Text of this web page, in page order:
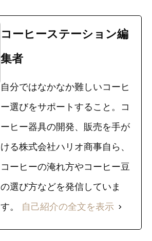
コーヒーステーション編
集者
自分ではなかなか難しいコーヒ
ー選びをサポートすること。コ
ーヒー器具の開発、販売を手が
ける株式会社ハリオ商事自ら、
コーヒーの淹れ方やコーヒー豆
の選び方などを発信していま
す。 自己紹介の全文を表示